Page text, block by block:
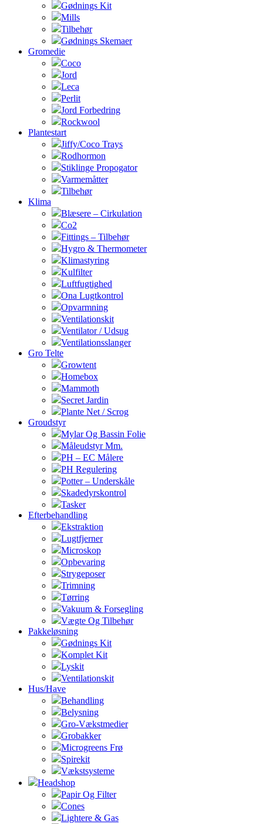
Gødnings Kit
Mills
Tilbehør
Gødnings Skemaer
Gromedie
Coco
Jord
Leca
Perlit
Jord Forbedring
Rockwool
Plantestart
Jiffy/Coco Trays
Rodhormon
Stiklinge Propogator
Varmemåtter
Tilbehør
Klima
Blæsere – Cirkulation
Co2
Fittings – Tilbehør
Hygro & Thermometer
Klimastyring
Kulfilter
Luftfugtighed
Ona Lugtkontrol
Opvarmning
Ventilationskit
Ventilator / Udsug
Ventilationsslanger
Gro Telte
Growtent
Homebox
Mammoth
Secret Jardin
Plante Net / Scrog
Groudstyr
Mylar Og Bassin Folie
Måleudstyr Mm.
PH – EC Målere
PH Regulering
Potter – Underskåle
Skadedyrskontrol
Tasker
Efterbehandling
Ekstraktion
Lugtfjerner
Microskop
Opbevaring
Strygeposer
Trimning
Tørring
Vakuum & Forsegling
Vægte Og Tilbehør
Pakkeløsning
Gødnings Kit
Komplet Kit
Lyskit
Ventilationskit
Hus/Have
Behandling
Belysning
Gro-Vækstmedier
Grobakker
Microgreens Frø
Spirekit
Vækstsysteme
Headshop
Papir Og Filter
Cones
Lightere & Gas